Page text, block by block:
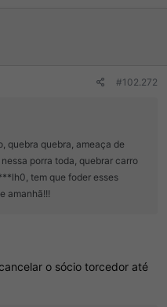
#102.272
quebra quebra, ameaça de
porra toda, quebrar carro
tem que foder esses
amanhã!!!
o sócio torcedor até